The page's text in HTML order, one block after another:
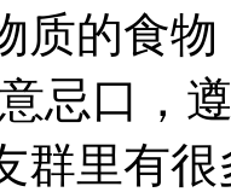
质的食
忌口，
群里有